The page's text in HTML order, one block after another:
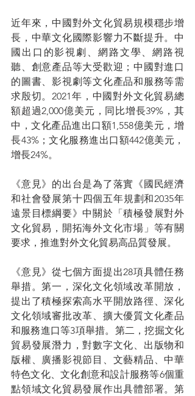
近年來，中國對外文化貿易規模穩步增
長，中華文化國際影響力不斷提升。中
國出口的影視劇、網路文學、網路視
聽、創意產品等大受歡迎；中國對進口
的圖書、影視劇等文化產品和服務等需
求殷切。2021年，中國對外文化貿易總
額超過2,000億美元，同比增長39%，其
中，文化產品進出口額1,558億美元，增
長43%；文化服務進出口額442億美元，
增長24%。
《意見》的出台是為了落實《國民經濟
和社會發展第十四個五年規劃和2035年
遠景目標綱要》中關於「積極發展對外
文化貿易，開拓海外文化市場」等有關
要求，推進對外文化貿易高品質發展。
《意見》從七個方面提出28項具體任務
舉措。第一，深化文化領域改革開放，
提出了積極探索高水平開放路徑、深化
文化領域審批改革、擴大優質文化產品
和服務進口等3項舉措。第二，挖掘文化
貿易發展潛力，對數字文化、出版物和
版權、廣播影視節目、文藝精品、中華
特色文化、文化創意和設計服務等6個重
點領域文化貿易發展作出具體部署。第